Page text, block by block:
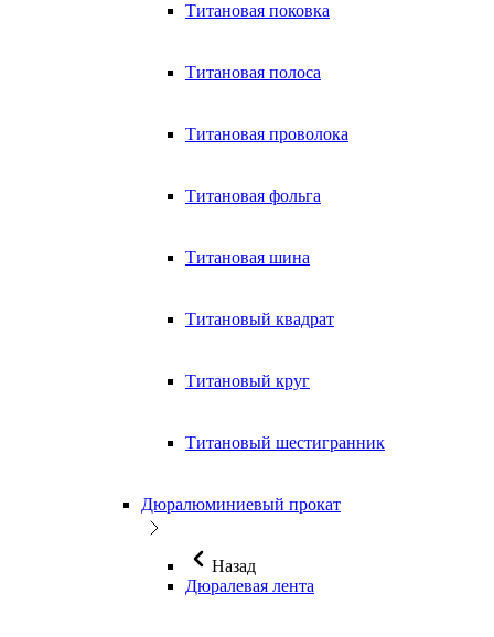
Титановая поковка
Титановая полоса
Титановая проволока
Титановая фольга
Титановая шина
Титановый квадрат
Титановый круг
Титановый шестигранник
Дюралюминиевый прокат
Назад
Дюралевая лента